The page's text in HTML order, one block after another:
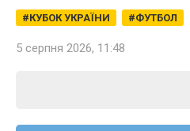
КУБОК УКРАЇНИ ФУТБОЛ
5 серпня 2026, 11:48